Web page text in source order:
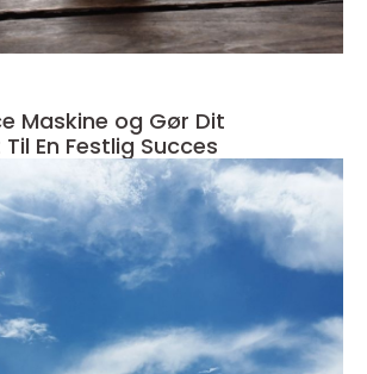
Maskine og Gør Dit
En Festlig Succes